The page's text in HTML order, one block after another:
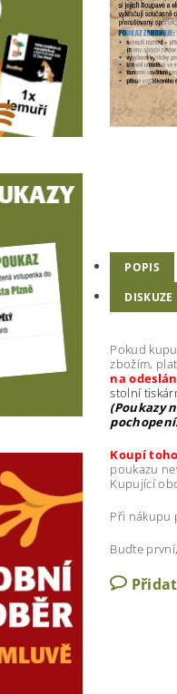
POPIS
DISKUZE
Pokud
zbožím,
na
stolní
(Poukazy
Koupí
poukazu
Kupující
Při nákupu
Buďte